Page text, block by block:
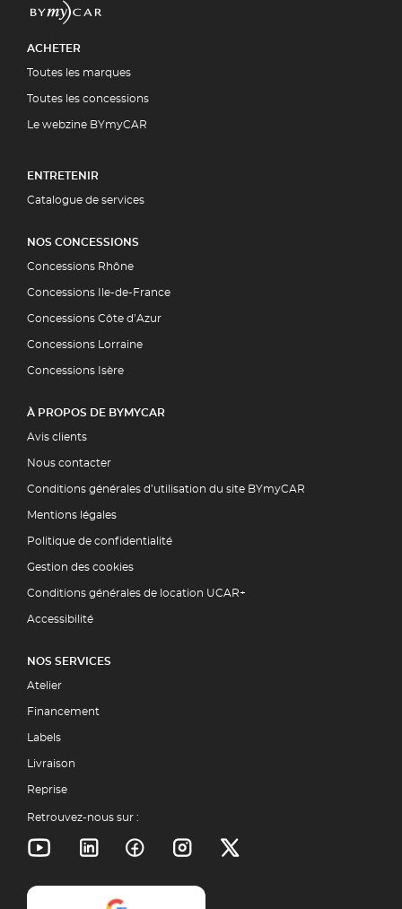
ACHETER
Toutes les marques
Toutes les concessions
Le webzine BYmyCAR
ENTRETENIR
Catalogue de services
NOS CONCESSIONS
Concessions Rhône
Concessions Ile-de-France
Concessions Côte d’Azur
Concessions Lorraine
Concessions Isère
À PROPOS DE BYMYCAR
Avis clients
Nous contacter
Conditions générales d’utilisation du site BYmyCAR
Mentions légales
Politique de confidentialité
Gestion des cookies
Conditions générales de location UCAR+
Accessibilité
NOS SERVICES
Atelier
Financement
Labels
Livraison
Reprise
Retrouvez-nous sur :